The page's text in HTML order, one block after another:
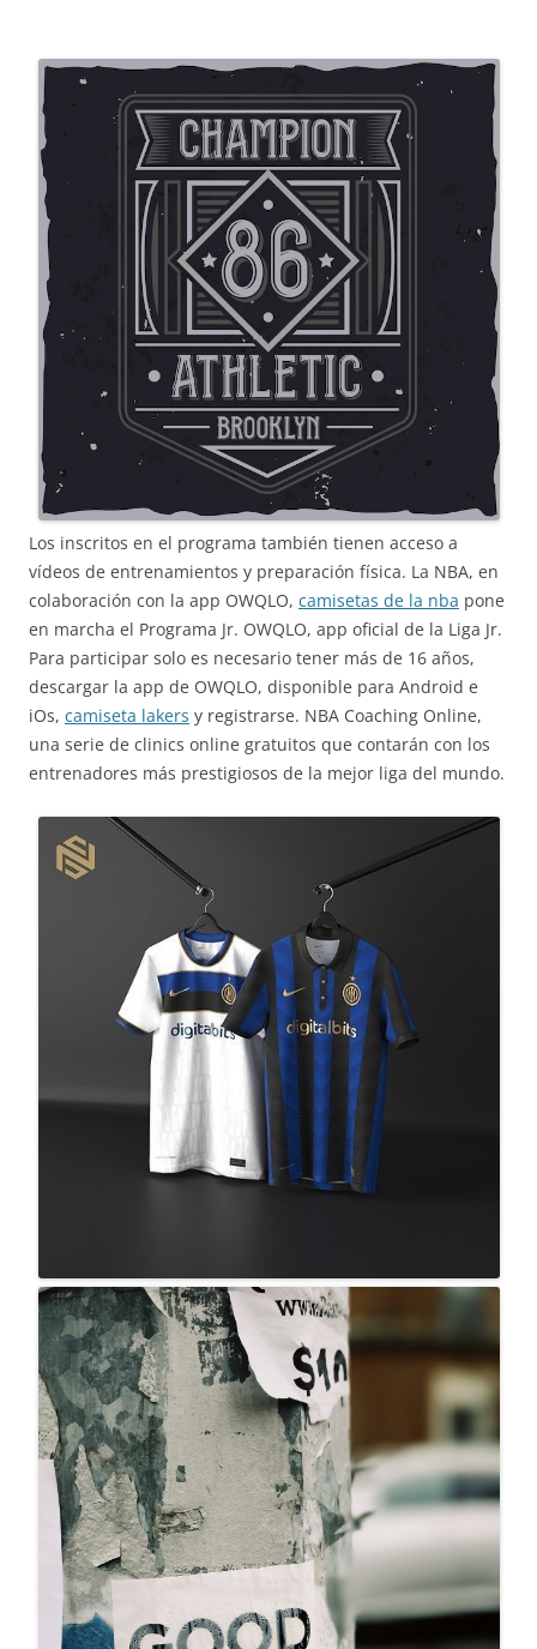
Los inscritos en el programa también tienen acceso a
vídeos de entrenamientos y preparación física. La NBA, en
colaboración con la app OWQLO, camisetas de la nba pone
en marcha el Programa Jr. OWQLO, app oficial de la Liga Jr.
Para participar solo es necesario tener más de 16 años,
descargar la app de OWQLO, disponible para Android e
iOs, camiseta lakers y registrarse. NBA Coaching Online,
una serie de clinics online gratuitos que contarán con los
entrenadores más prestigiosos de la mejor liga del mundo.